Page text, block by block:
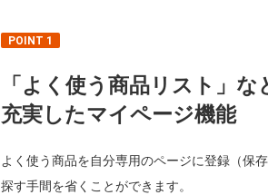
POINT 1
「よく使う商品リスト」な
充実したマイページ機能
よく使う商品を自分専用のページに登録（保
探す手間を省くことができます。